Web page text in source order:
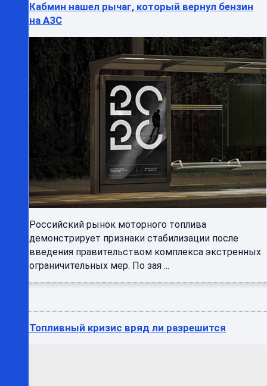
Кабмин нашел рычаг, который вернул бензин
на АЗС
Российский рынок моторного топлива
демонстрирует признаки стабилизации после
введения правительством комплекса экстренных
ограничительных мер. По зая ...
Топливный кризис вряд ли разрешится